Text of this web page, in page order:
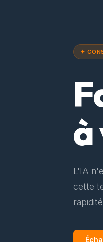
✦
à
L'IA
cette